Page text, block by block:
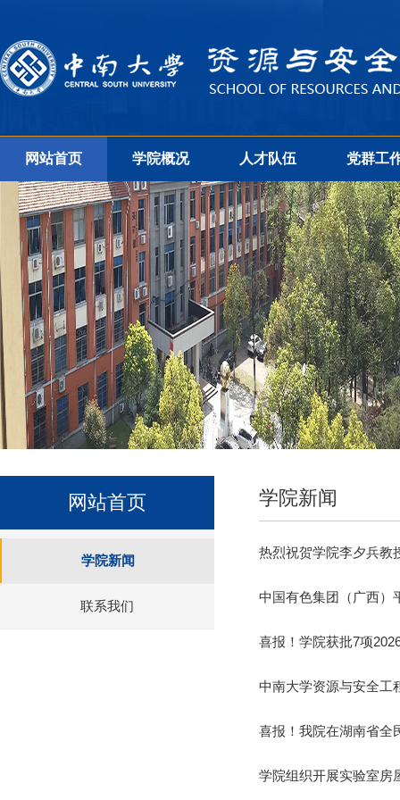
网站首页 学院概况 人才队伍 党群工
网站首页
学院新闻
联系我们
学院新闻
热烈祝贺学院李夕兵教
中国有色集团（广西）
喜报！学院获批7项
中南大学资源与安全工
喜报！我院在湖南省全
学院组织开展实验室房